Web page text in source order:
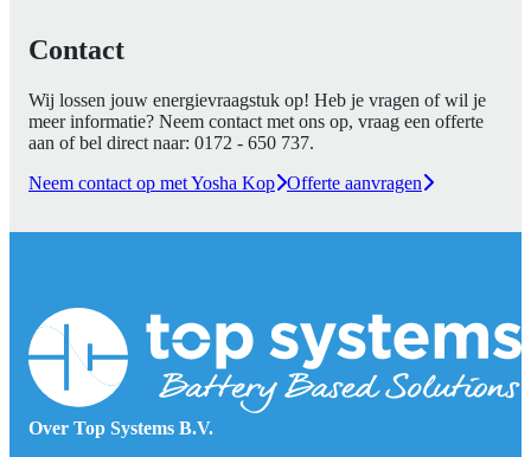
Contact
Wij lossen jouw energievraagstuk op! Heb je vragen of wil je
meer informatie? Neem contact met ons op, vraag een offerte
aan of bel direct naar: 0172 - 650 737.
Neem contact op met Yosha Kop Offerte aanvragen
Over Top Systems B.V.